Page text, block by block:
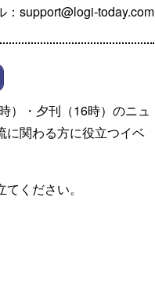
：support@logi-today.com
）・夕刊（16時）のニュ
に関わる方に役立つイベ
ください。